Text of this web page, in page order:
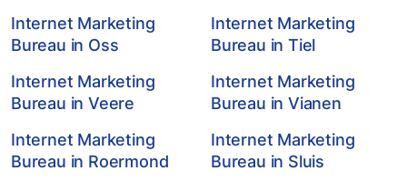
Internet Marketing
Bureau in Oss
Internet Marketing
Bureau in Tiel
Internet Marketing
Bureau in Veere
Internet Marketing
Bureau in Vianen
Internet Marketing
Bureau in Roermond
Internet Marketing
Bureau in Sluis